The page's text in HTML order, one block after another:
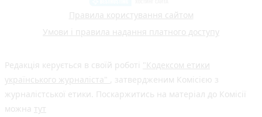
Правила користування сайтом
Умови і правила надання платного доступу
Редакція керується в своїй роботі "Кодексом етики
українського журналіста" , затвердженим Комісією з
журналістської етики. Поскаржитись на матеріал до Комісії
можна тут